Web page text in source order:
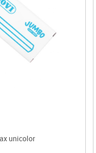
unicolor